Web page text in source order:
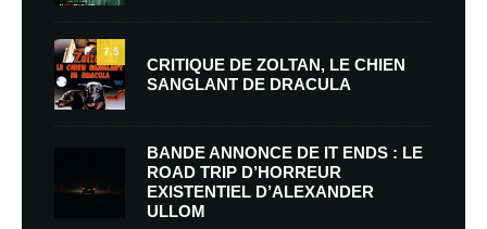
7.5
CRITIQUE DE ZOLTAN, LE CHIEN
SANGLANT DE DRACULA
BANDE ANNONCE DE IT ENDS : LE
ROAD TRIP D’HORREUR
EXISTENTIEL D’ALEXANDER
ULLOM